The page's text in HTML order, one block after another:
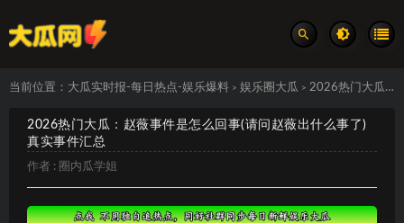
当前位置： 大瓜实时报-每日热点-娱乐爆料 > 娱乐圈大瓜 > 2026热门大瓜：赵薇事件是怎么回事(请问赵薇出什么事了) 真实事件汇总
2026热门大瓜：赵薇事件是怎么回事(请问赵薇出什么事了)
真实事件汇总
作者 : 圈内瓜学姐